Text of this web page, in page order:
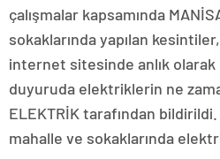
çalışmalar kapsamında
sokaklarında yapılan
internet sitesinde anlık olarak
duyuruda elektriklerin ne
ELEKTRİK tarafından
mahalle ve sokaklarında